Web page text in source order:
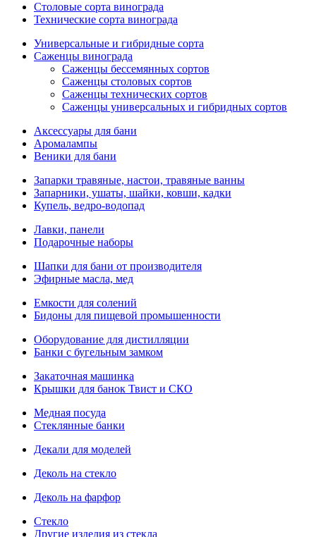
Столовые сорта винограда
Технические сорта винограда
Универсальные и гибридные сорта
Саженцы винограда
Саженцы бессемянных сортов
Саженцы столовых сортов
Саженцы технических сортов
Саженцы универсальных и гибридных сортов
Аксессуары для бани
Аромалампы
Веники для бани
Запарки травяные, настои, травяные ванны
Запарники, ушаты, шайки, ковши, кадки
Купель, ведро-водопад
Лавки, панели
Подарочные наборы
Шапки для бани от производителя
Эфирные масла, мед
Емкости для солений
Бидоны для пищевой промышенности
Оборудование для дистилляции
Банки с бугельным замком
Закаточная машинка
Крышки для банок Твист и СКО
Медная посуда
Стеклянные банки
Декали для моделей
Деколь на стекло
Деколь на фарфор
Стекло
Другие изделия из стекла